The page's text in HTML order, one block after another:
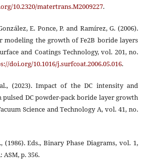
10.2320/matertrans.M2009227.
E. Ponce, P. and Ramírez, G. (2006).
modeling the growth of Fe2B boride layers
and Coatings Technology, vol. 201, no.
doi.org/10.1016/j.surfcoat.2006.05.016.
(2023). Impact of the DC intensity and
pulsed DC powder-pack boride layer growth
Science and Technology A, vol. 41, no.
(1986). Eds., Binary Phase Diagrams, vol. 1,
ASM, p. 356.